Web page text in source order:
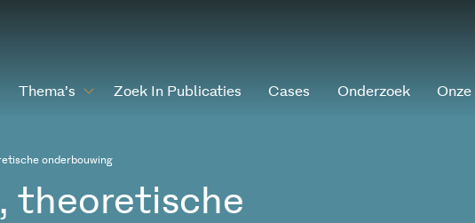
Thema’s Zoek In Publicaties Cases Onderzoek
onderbouwing
theoretische